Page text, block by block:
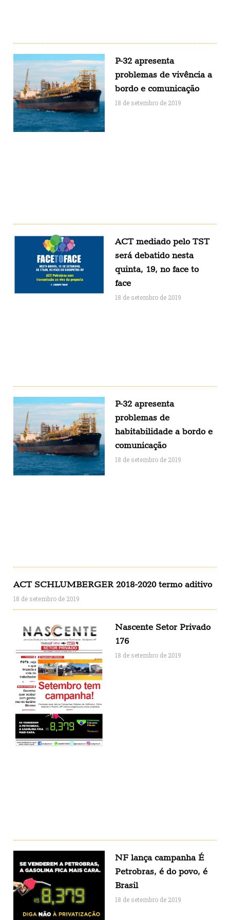
P-32 apresenta
problemas de vivência a
bordo e comunicação
18 de setembro de 2019
ACT mediado pelo TST
será debatido nesta
quinta, 19, no face to
face
18 de setembro de 2019
P-32 apresenta
problemas de
habitabilidade a bordo e
comunicação
18 de setembro de 2019
ACT SCHLUMBERGER 2018-2020 termo aditivo
18 de setembro de 2019
Nascente Setor Privado
176
18 de setembro de 2019
NF lança campanha É
Petrobras, é do povo, é
Brasil
18 de setembro de 2019